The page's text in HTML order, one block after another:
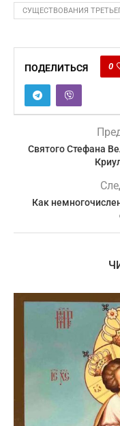
СУЩЕСТВОВАНИЯ
ПОДЕЛИТЬСЯ 0
Святого Стефана
Как